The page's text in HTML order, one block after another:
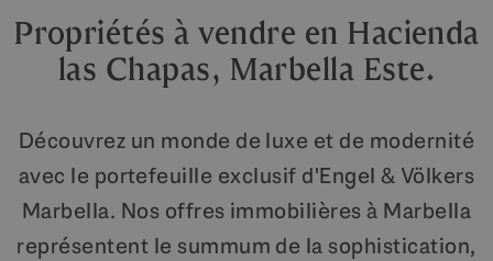
Propriétés à vendre en Hacienda
las Chapas, Marbella Este.
Découvrez un monde de luxe et de modernité
avec le portefeuille exclusif d'Engel & Völkers
Marbella. Nos offres immobilières à Marbella
représentent le summum de la sophistication,